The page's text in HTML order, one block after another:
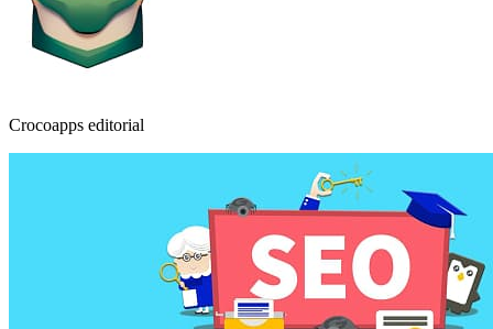
Crocoapps editorial